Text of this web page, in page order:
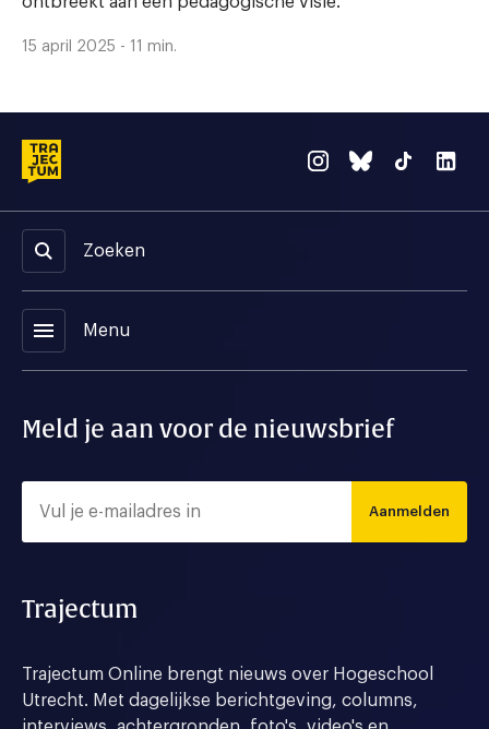
15 april 2025 - 11 min.
Zoeken
menu Menu
Meld je aan voor de nieuwsbrief
Aanmelden
Trajectum
Trajectum Online brengt nieuws over Hogeschool
Utrecht. Met dagelijkse berichtgeving, columns,